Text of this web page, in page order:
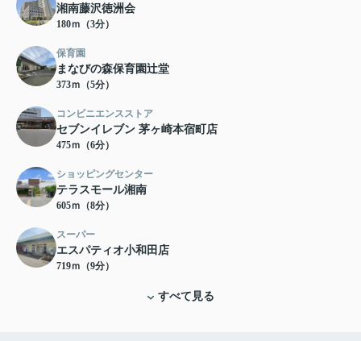
湘南藤沢徳洲会
180ｍ（3分）
保育園
まなびの森保育園辻堂
373ｍ（5分）
コンビニエンスストア
セブンイレブン 茅ヶ崎本宿町店
475ｍ（6分）
ショッピングセンター
テラスモール湘南
605ｍ（8分）
スーパー
エスパティオ小和田店
719ｍ（9分）
すべて見る